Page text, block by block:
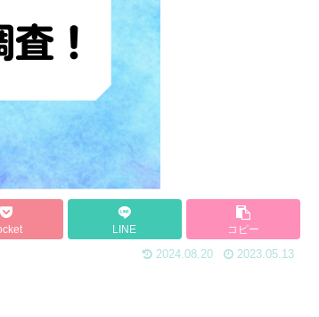
LINE コピー
2024.08.20 2023.05.13